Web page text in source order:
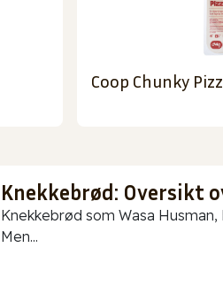
Coop Chunky
Knekkebrød: Oversikt
Knekkebrød som Wasa
Men...